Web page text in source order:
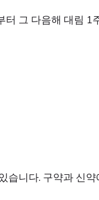
그 다음해 대림 1
습니다. 구약과 신